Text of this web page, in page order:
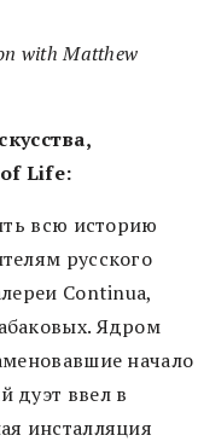
with Matthew
Life:
всю историю
русского
Continua,
Ядром
начало
дуэт ввел в
инсталляция